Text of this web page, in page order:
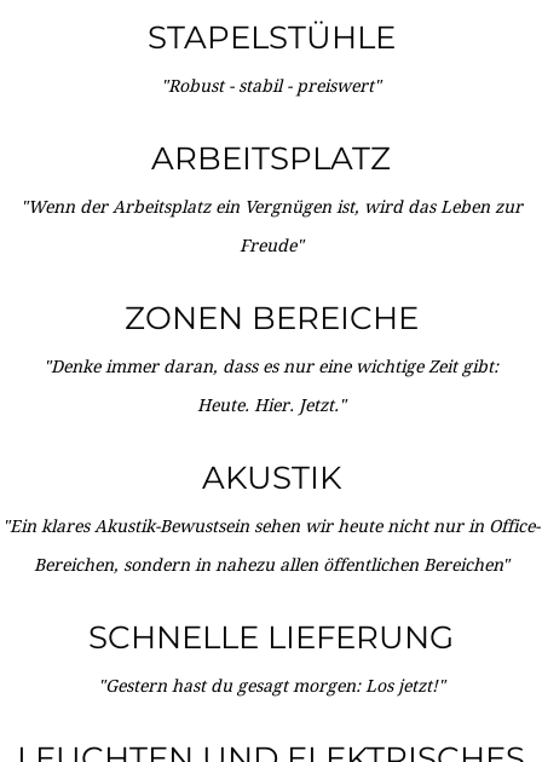
STAPELSTÜHLE
"Robust - stabil - preiswert"
ARBEITSPLATZ
"Wenn der Arbeitsplatz ein Vergnügen ist, wird das Leben zur
Freude"
ZONEN BEREICHE
"Denke immer daran, dass es nur eine wichtige Zeit gibt:
Heute. Hier. Jetzt."
AKUSTIK
"Ein klares Akustik-Bewustsein sehen wir heute nicht nur in Office-
Bereichen, sondern in nahezu allen öffentlichen Bereichen"
SCHNELLE LIEFERUNG
"Gestern hast du gesagt morgen: Los jetzt!"